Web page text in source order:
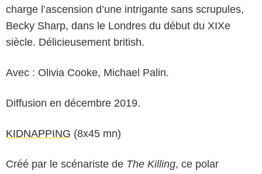
charge l’ascension d’une intrigante sans scrupules,
Becky Sharp, dans le Londres du début du XIXe
siècle. Délicieusement british.
Avec : Olivia Cooke, Michael Palin.
Diffusion en décembre 2019.
KIDNAPPING (8x45 mn)
Créé par le scénariste de The Killing, ce polar